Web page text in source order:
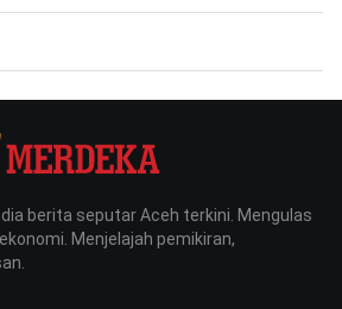
berita seputar Aceh terkini. Mengulas
Menjelajah pemikiran,